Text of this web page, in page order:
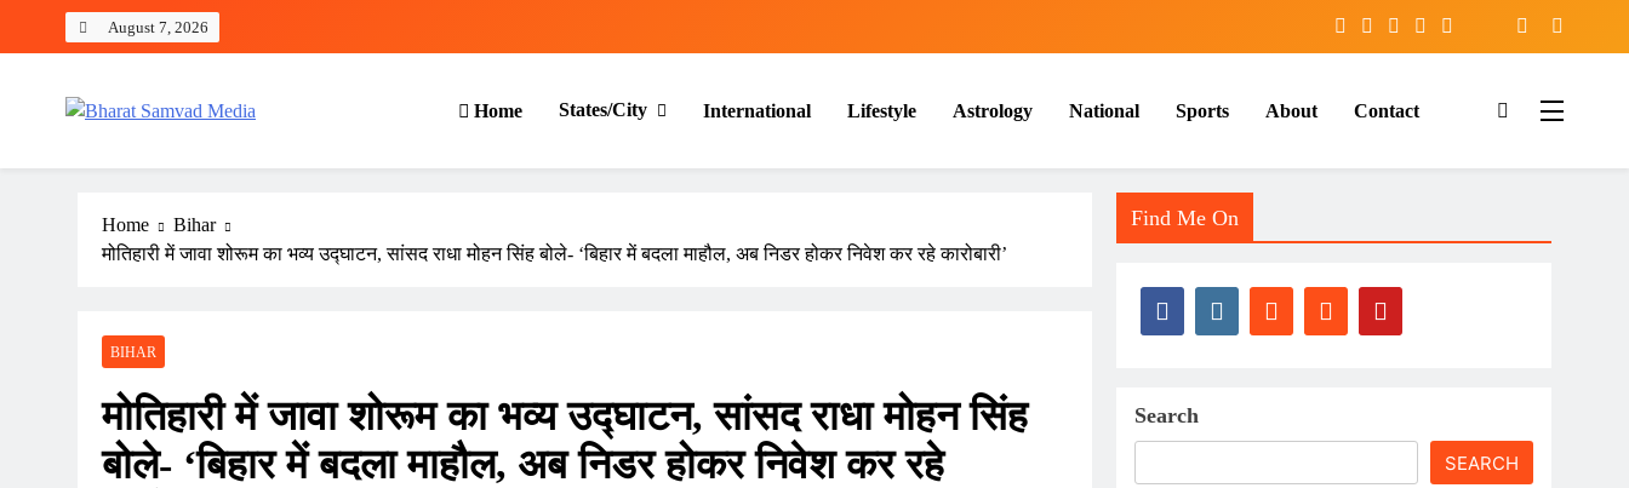
August 7, 2026
Home States/City International Lifestyle Astrology National Sports About Contact
Home
Bihar
मोतिहारी में जावा शोरूम का भव्य उद्घाटन, सांसद राधा मोहन सिंह बोले- ‘बिहार में बदला माहौल, अब निडर होकर निवेश कर रहे कारोबारी’
BIHAR
मोतिहारी में जावा शोरूम का भव्य उद्घाटन, सांसद राधा मोहन सिंह
बोले- ‘बिहार में बदला माहौल, अब निडर होकर निवेश कर रहे
Find Me On
Search
SEARCH